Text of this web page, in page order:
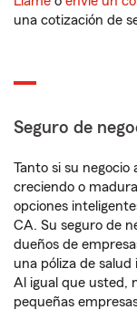
una cotización de
Seguro de
Tanto si su
creciendo o
opciones
CA. Su seguro de
dueños de
una póliza de
Al igual que usted,
pequeñas